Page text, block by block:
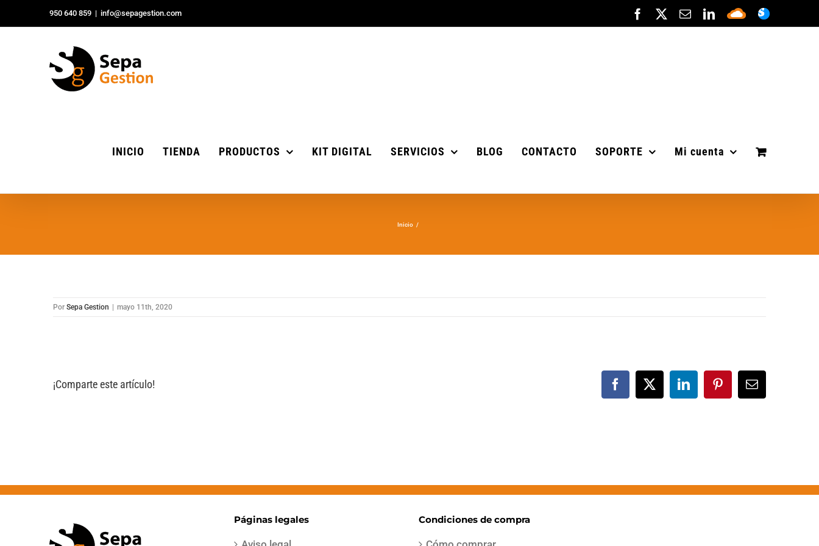
al
950 640 859 | info@sepagestion.com Facebook
X
Correo
electrónico
LinkedIn
Sepa
Cloud
INICIO TIENDA PRODUCTOS KIT DIGITAL SERVICIOS BLOG CONTACTO SOPORTE Mi cuenta
Inicio
Por Sepa Gestion mayo 11th, 2020
¡Comparte este artículo! Facebook
X LinkedInPinterestCorreo
electrónico
Páginas legales Condiciones de compra